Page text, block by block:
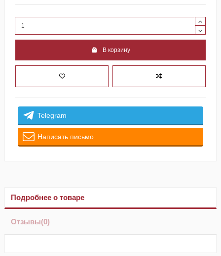
В корзину
Telegram
Написать письмо
Подробнее о товаре
Отзывы(0)